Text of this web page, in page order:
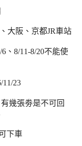
大阪、京都JR車站
6、8/11-8/20不能使
11/23
幾張劵是不可回
下車